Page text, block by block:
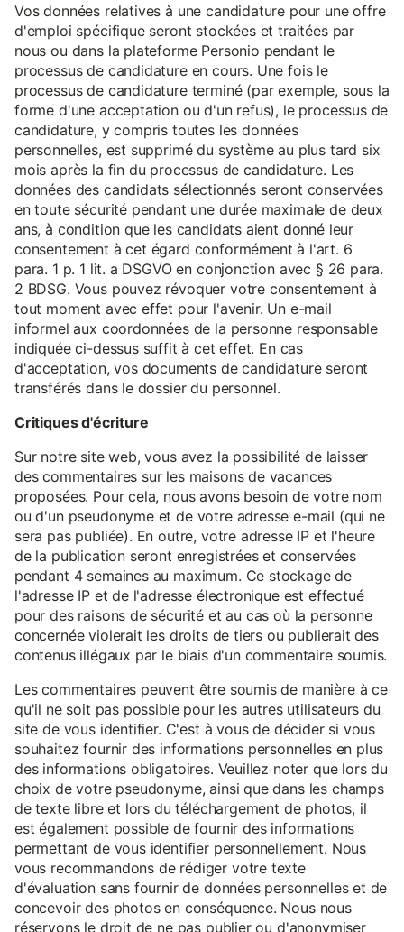
Vos données relatives à une candidature pour une offre
d'emploi spécifique seront stockées et traitées par
nous ou dans la plateforme Personio pendant le
processus de candidature en cours. Une fois le
processus de candidature terminé (par exemple, sous la
forme d'une acceptation ou d'un refus), le processus de
candidature, y compris toutes les données
personnelles, est supprimé du système au plus tard six
mois après la fin du processus de candidature. Les
données des candidats sélectionnés seront conservées
en toute sécurité pendant une durée maximale de deux
ans, à condition que les candidats aient donné leur
consentement à cet égard conformément à l'art. 6
para. 1 p. 1 lit. a DSGVO en conjonction avec § 26 para.
2 BDSG. Vous pouvez révoquer votre consentement à
tout moment avec effet pour l'avenir. Un e-mail
informel aux coordonnées de la personne responsable
indiquée ci-dessus suffit à cet effet. En cas
d'acceptation, vos documents de candidature seront
transférés dans le dossier du personnel.
Critiques d'écriture
Sur notre site web, vous avez la possibilité de laisser
des commentaires sur les maisons de vacances
proposées. Pour cela, nous avons besoin de votre nom
ou d'un pseudonyme et de votre adresse e-mail (qui ne
sera pas publiée). En outre, votre adresse IP et l'heure
de la publication seront enregistrées et conservées
pendant 4 semaines au maximum. Ce stockage de
l'adresse IP et de l'adresse électronique est effectué
pour des raisons de sécurité et au cas où la personne
concernée violerait les droits de tiers ou publierait des
contenus illégaux par le biais d'un commentaire soumis.
Les commentaires peuvent être soumis de manière à ce
qu'il ne soit pas possible pour les autres utilisateurs du
site de vous identifier. C'est à vous de décider si vous
souhaitez fournir des informations personnelles en plus
des informations obligatoires. Veuillez noter que lors du
choix de votre pseudonyme, ainsi que dans les champs
de texte libre et lors du téléchargement de photos, il
est également possible de fournir des informations
permettant de vous identifier personnellement. Nous
vous recommandons de rédiger votre texte
d'évaluation sans fournir de données personnelles et de
concevoir des photos en conséquence. Nous nous
réservons le droit de ne pas publier ou d'anonymiser